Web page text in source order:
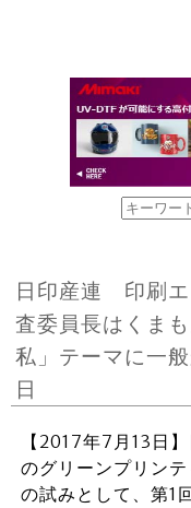
日印産連 印刷
査委員長はくま
私」テーマに一
日
【2017年7月13日
のグリーンプリン
の試みとして、第1